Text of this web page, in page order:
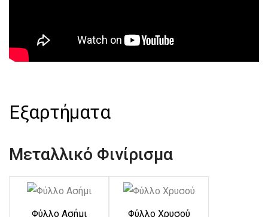
Εξαρτήματα
Μεταλλικό Φινίρισμα
Φύλλο Ασήμι Φύλλο Χρυσού